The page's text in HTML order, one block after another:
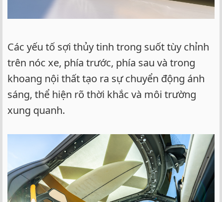
Các yếu tố sợi thủy tinh trong suốt tùy chỉnh
trên nóc xe, phía trước, phía sau và trong
khoang nội thất tạo ra sự chuyển động ánh
sáng, thể hiện rõ thời khắc và môi trường
xung quanh.